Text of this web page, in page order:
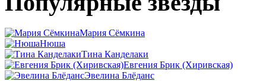
Мария Сёмкина
Нюша
Тина Канделаки
Евгения Брик (Хиривская)
Эвелина Блёданс